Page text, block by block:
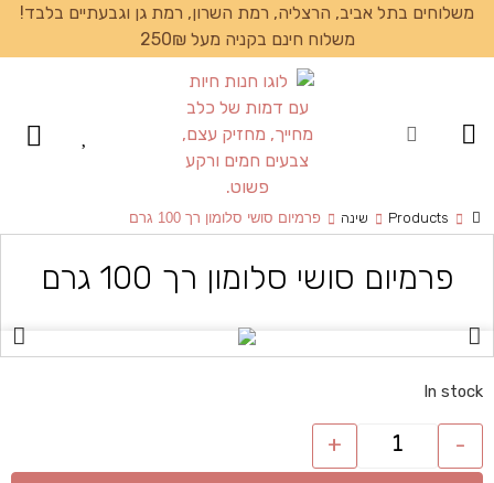
משלוחים בתל אביב, הרצליה, רמת השרון, רמת גן וגבעתיים בלבד!
משלוח חינם בקניה מעל 250₪
Products שינה פרמיום סושי סלומון רך 100 גרם
פרמיום סושי סלומון רך 100 גרם
In stock
-
+